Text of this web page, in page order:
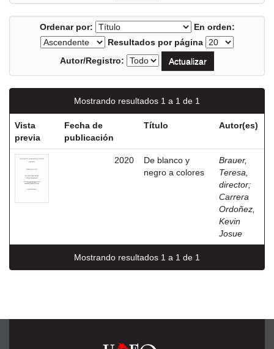
Ordenar por:
En orden:
Resultados por página
Autor/Registro:
Mostrando resultados 1 a 1 de 1
Vista
previa
Fecha de
publicación
Título Autor(es)
2020
De blanco y
negro a colores
Brauer,
Teresa,
director;
Carrera
Ordoñez,
Kevin
Josue
Mostrando resultados 1 a 1 de 1